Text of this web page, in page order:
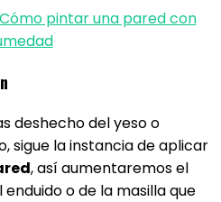
Cómo pintar una pared con
deshecho del yeso o
sigue la instancia de aplicar
, así aumentaremos el
o de la masilla que